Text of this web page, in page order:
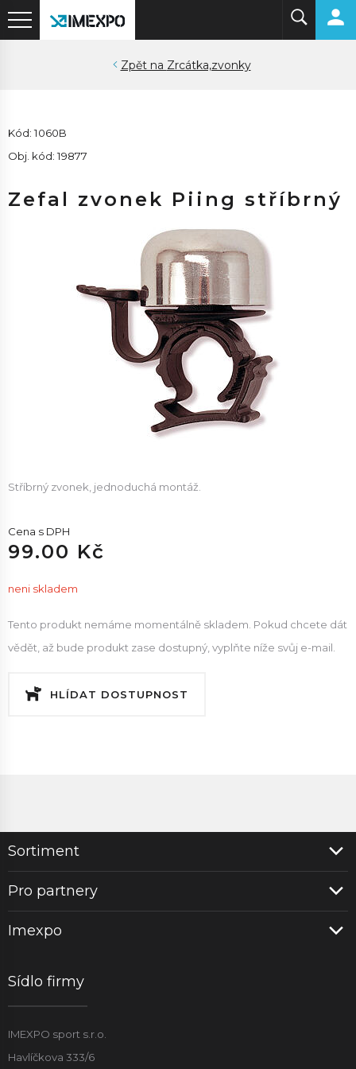
Zrcátka,zvonky
Kód: 1060B
Obj. kód: 19877
Zefal zvonek Piing stříbrný
Stříbrný zvonek, jednoduchá montáž.
Cena s DPH
99.00 Kč
neni skladem
Tento produkt nemáme momentálně skladem. Pokud chcete dát
vědět, až bude produkt zase dostupný, vyplňte níže svůj e-mail.
HLÍDAT DOSTUPNOST
Sortiment
Pro partnery
Imexpo
Sídlo firmy
IMEXPO sport s.r.o.
Havlíčkova 333/6